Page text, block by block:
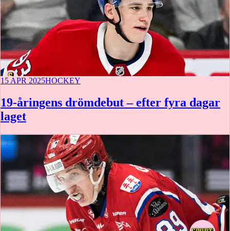
15 APR 2025HOCKEY
19-åringens drömdebut – efter fyra dagar
laget